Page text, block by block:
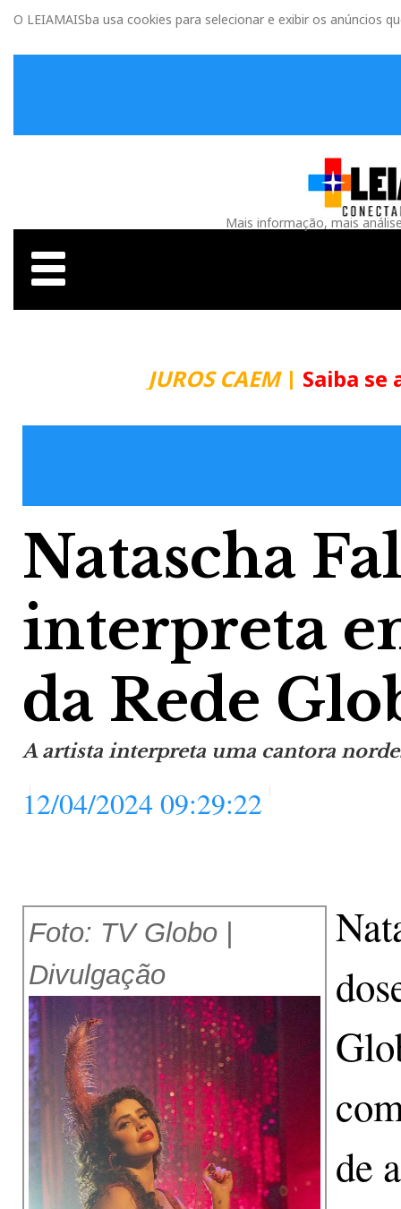
O LEIAMAISba usa cookies para selecionar e exibir os anúncios
Mais informação, mais
JUROS CAEM| Saiba se
Natascha
interpreta
da Rede
A artista interpreta uma cantora
12/04/2024 09:29:22
Foto: TV Globo |
Divulgação
de